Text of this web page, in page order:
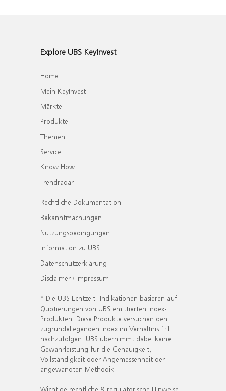
Explore UBS KeyInvest
Home
Mein KeyInvest
Märkte
Produkte
Themen
Service
Know How
Trendradar
Rechtliche Dokumentation
Bekanntmachungen
Nutzungsbedingungen
Information zu UBS
Datenschutzerklärung
Disclaimer / Impressum
* Die UBS Echtzeit- Indikationen basieren auf
Quotierungen von UBS emittierten Index-
Produkten. Diese Produkte versuchen den
zugrundeliegenden Index im Verhältnis 1:1
nachzufolgen. UBS übernimmt dabei keine
Gewährleistung für die Genauigkeit,
Vollständigkeit oder Angemessenheit der
angewandten Methodik.